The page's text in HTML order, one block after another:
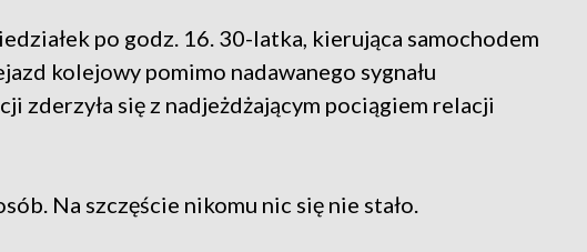
po godz. 16. 30-latka, kierująca samochodem
kolejowy pomimo nadawanego sygnału
zderzyła się z nadjeżdżającym pociągiem relacji
Na szczęście nikomu nic się nie stało.